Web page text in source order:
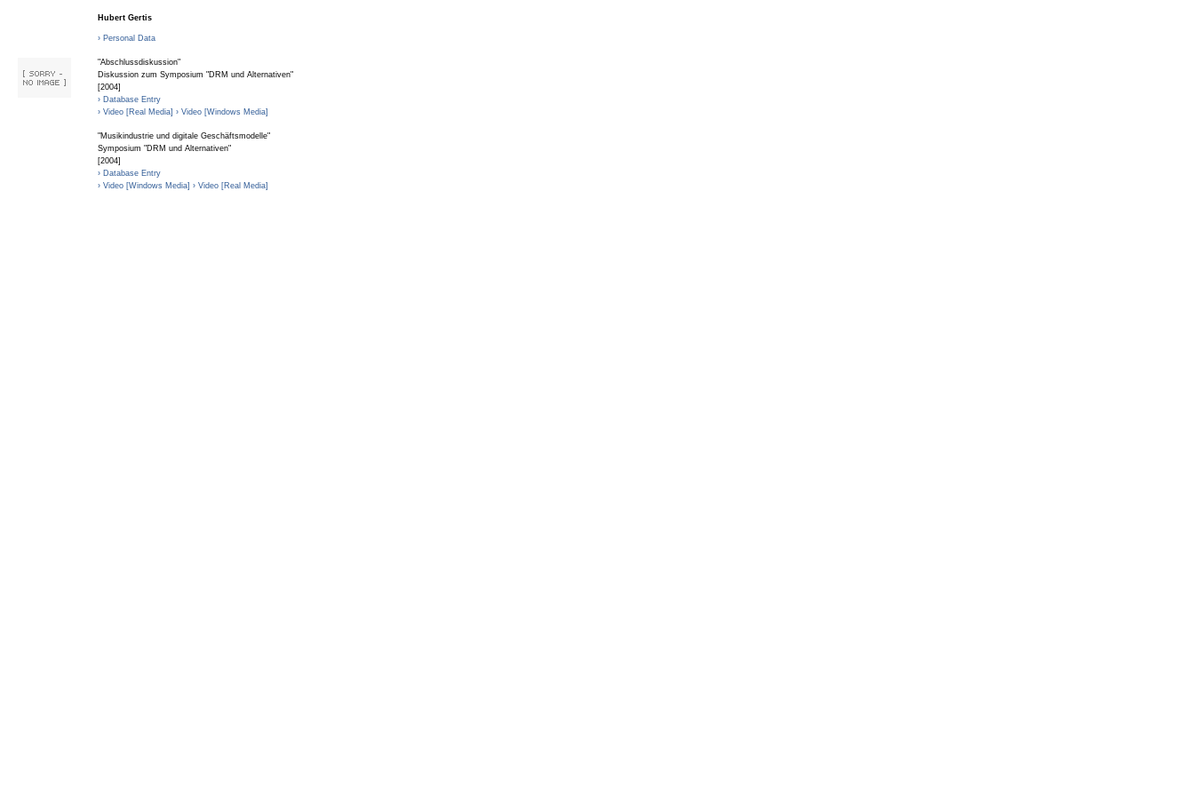
Hubert Gertis
› Personal Data
"Abschlussdiskussion"
Diskussion zum Symposium "DRM und Alternativen"
[2004]
› Database Entry
› Video [Real Media] › Video [Windows Media]
"Musikindustrie und digitale Geschäftsmodelle"
Symposium "DRM und Alternativen"
[2004]
› Database Entry
› Video [Windows Media] › Video [Real Media]